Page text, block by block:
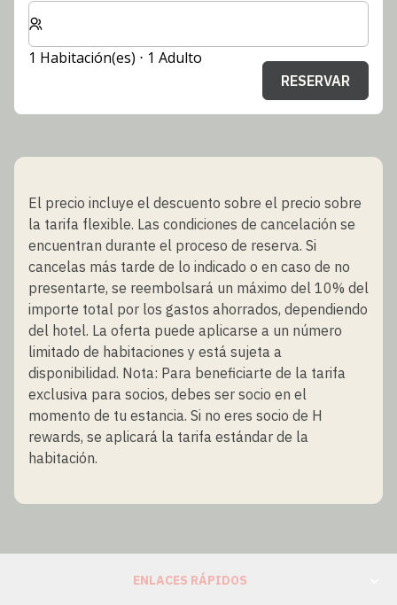
Seleccione el número de habitaciones y huéspedes
1 Habitación(es) ⋅ 1 Adulto
RESERVAR
El precio incluye el descuento sobre el precio sobre
la tarifa flexible. Las condiciones de cancelación se
encuentran durante el proceso de reserva. Si
cancelas más tarde de lo indicado o en caso de no
presentarte, se reembolsará un máximo del 10% del
importe total por los gastos ahorrados, dependiendo
del hotel. La oferta puede aplicarse a un número
limitado de habitaciones y está sujeta a
disponibilidad. Nota: Para beneficiarte de la tarifa
exclusiva para socios, debes ser socio en el
momento de tu estancia. Si no eres socio de H
rewards, se aplicará la tarifa estándar de la
habitación.
ENLACES RÁPIDOS